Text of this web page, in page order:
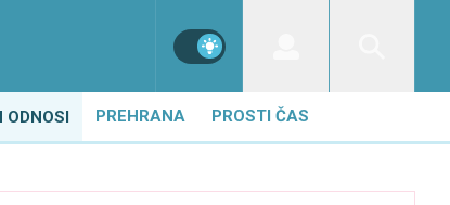
ODNOSI PREHRANA PROSTI ČAS